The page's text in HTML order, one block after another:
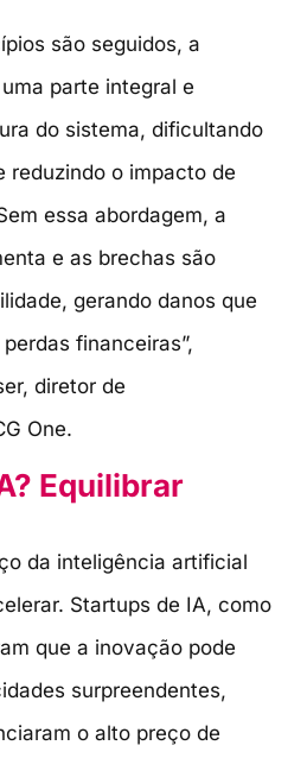
são seguidos, a
parte integral e
do sistema, dificultando
reduzindo o impacto de
essa abordagem, a
e as brechas são
gerando danos que
financeiras”,
diretor de
One.
Equilibrar
da inteligência artificial
Startups de IA, como
que a inovação pode
surpreendentes,
o alto preço de